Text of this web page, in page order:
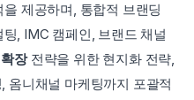
제공하며, 통합적 브랜딩
, IMC 캠페인, 브랜드 채널
장 전략을 위한 현지화 전략,
옴니채널 마케팅까지 포괄적